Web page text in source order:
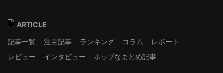
ARTICLE
記事一覧
注目記事 ランキング コラム
レポート
レビュー
インタビュー ポップなまとめ記事